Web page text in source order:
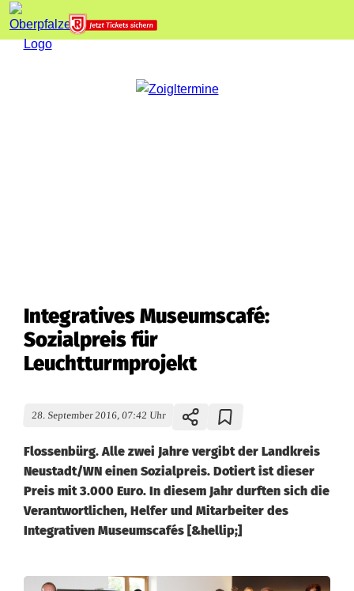
Integratives Museumscafé:
Sozialpreis für
Leuchtturmprojekt
28. September 2016, 07:42 Uhr
Flossenbürg. Alle zwei Jahre vergibt der Landkreis
Neustadt/WN einen Sozialpreis. Dotiert ist dieser
Preis mit 3.000 Euro. In diesem Jahr durften sich die
Verantwortlichen, Helfer und Mitarbeiter des
Integrativen Museumscafés [&hellip;]